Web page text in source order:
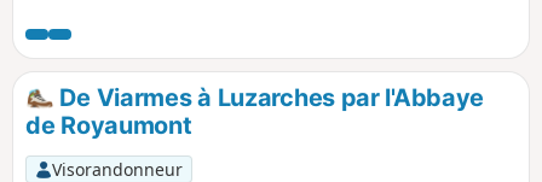
greens du Golf de Mont Griffon. Pour le
retour, le parcours traverse le Bois de
Bonnet puis le Hameau de Baillon, tout
proche de l'Abbaye de Royaumont.
De Viarmes à Luzarches par l'Abbaye
de Royaumont
Visorandonneur